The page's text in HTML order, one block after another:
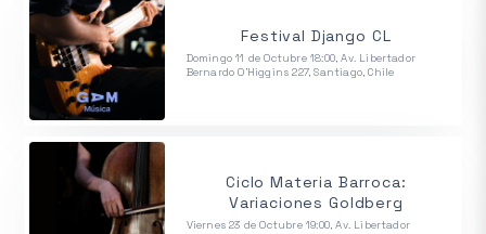
Festival Django CL
Domingo 11 de Octubre 18:00, Av. Libertador
Bernardo O'Higgins 227, Santiago, Chile
Ciclo Materia Barroca:
Variaciones Goldberg
Viernes 23 de Octubre 19:00, Av. Libertador